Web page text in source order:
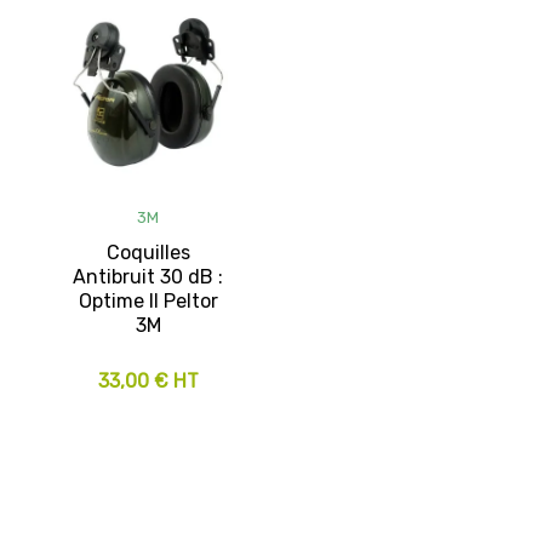
3M
Coquilles
Antibruit 30 dB :
Optime II Peltor
3M
33,00 € HT